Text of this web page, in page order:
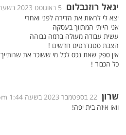
יגאל רוזנבלום 5 באוגוסט 2023 בשעה 10:19 am
יצא לי לראות את הדירה לפני ואחרי
אני הייתי המתווך בעסקה
עשית עבודה מעולה ברמה גבוהה
הצבת סטנדרטים חדשים !
אין ספק שאת נכס לכל מי ששוכר את שרותייך
כל הכבוד !
שרון 22 בספטמבר 2023 בשעה 1:44 pm
וואו איזה בית יפה!